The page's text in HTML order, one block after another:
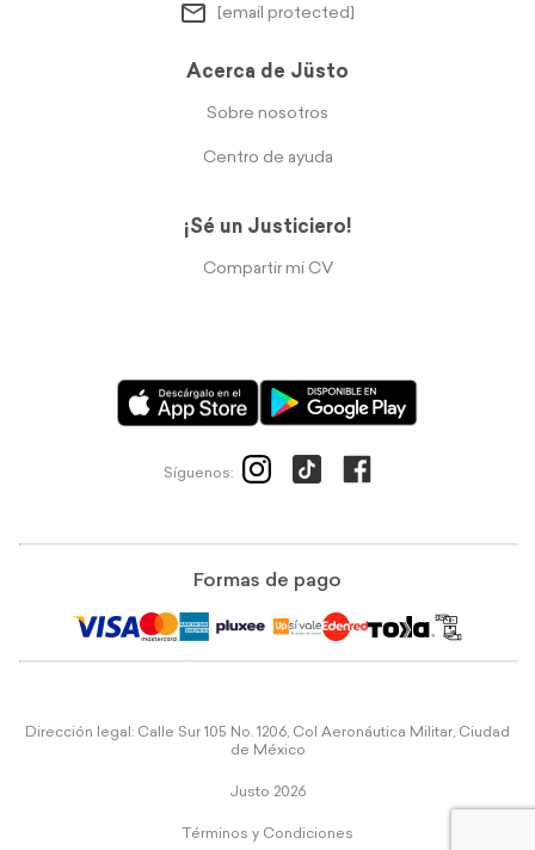
[email protected]
Acerca de Jüsto
Sobre nosotros
Centro de ayuda
¡Sé un Justiciero!
Compartir mi CV
Síguenos:
Formas de pago
Dirección legal: Calle Sur 105 No. 1206, Col Aeronáutica Militar, Ciudad
de México
Justo 2026
Términos y Condiciones